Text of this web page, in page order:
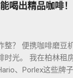
喝出精品咖啡！
？ 便携咖啡磨
光。 我在柏林租
、Porlex这些牌